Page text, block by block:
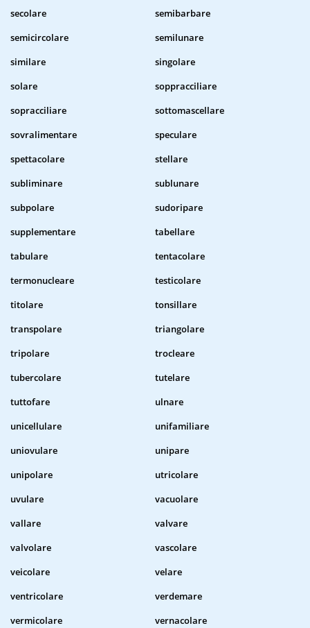
secolare
semibarbare
semicircolare
semilunare
similare
singolare
solare
soppracciliare
sopracciliare
sottomascellare
sovralimentare
speculare
spettacolare
stellare
subliminare
sublunare
subpolare
sudoripare
supplementare
tabellare
tabulare
tentacolare
termonucleare
testicolare
titolare
tonsillare
transpolare
triangolare
tripolare
trocleare
tubercolare
tutelare
tuttofare
ulnare
unicellulare
unifamiliare
uniovulare
unipare
unipolare
utricolare
uvulare
vacuolare
vallare
valvare
valvolare
vascolare
veicolare
velare
ventricolare
verdemare
vermicolare
vernacolare